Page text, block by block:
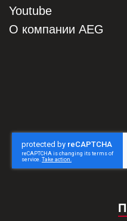
Youtube
О компании AEG